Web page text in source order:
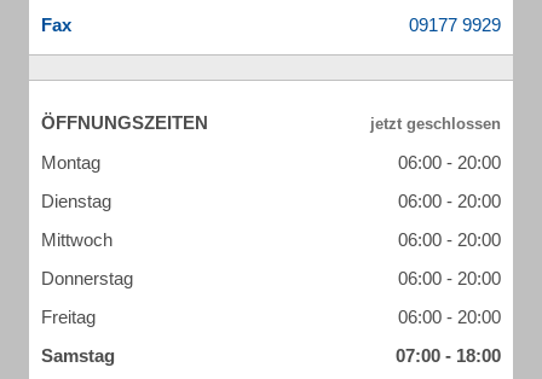
Fax
ÖFFNUNGSZEITEN
Montag
06:00 - 20:00
Dienstag
06:00 - 20:00
Mittwoch
06:00 - 20:00
Donnerstag
06:00 - 20:00
Freitag
06:00 - 20:00
Samstag
07:00 - 18:00